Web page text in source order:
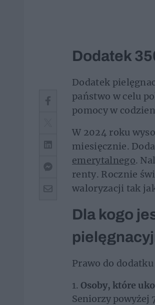
Dodatek
Dodatek
państwo w celu
pomocy w
W 2024 roku
miesięcznie.
emerytalnego.
renty. Rocznie
waloryzacji tak
Dla kogo
Prawo do
Osoby, które
Seniorzy powyżej